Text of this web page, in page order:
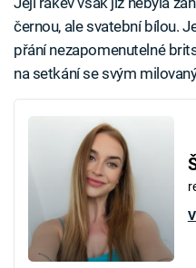
černou, ale svatební bílou.
přání nezapomenutelné
na setkání se svým